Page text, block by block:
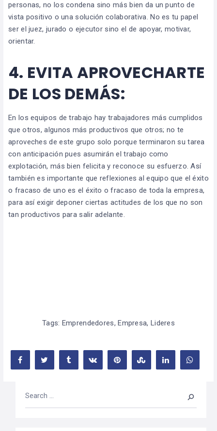
personas, no los condena sino más bien da un punto de
vista positivo o una solución colaborativa. No es tu papel
ser el juez, jurado o ejecutor sino el de apoyar, motivar,
orientar.
4. EVITA APROVECHARTE
DE LOS DEMÁS:
En los equipos de trabajo hay trabajadores más cumplidos
que otros, algunos más productivos que otros; no te
aproveches de este grupo solo porque terminaron su tarea
con anticipación pues asumirán el trabajo como
explotación, más bien felicita y reconoce su esfuerzo. Así
también es importante que reflexiones al equipo que el éxito
o fracaso de uno es el éxito o fracaso de toda la empresa,
para así exigir deponer ciertas actitudes de los que no son
tan productivos para salir adelante.
Tags: Emprendedores,Empresa, Lideres